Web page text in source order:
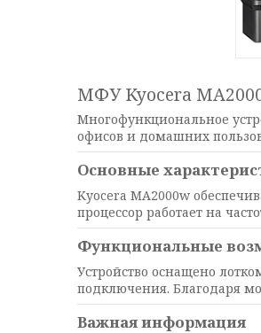
МФУ Kyocera
Многофункциональное
офисов и домашних
Основные
Kyocera MA2000w
процессор работает на
Функциональные
Устройство оснащено
подключения. Благодаря
Важная информация